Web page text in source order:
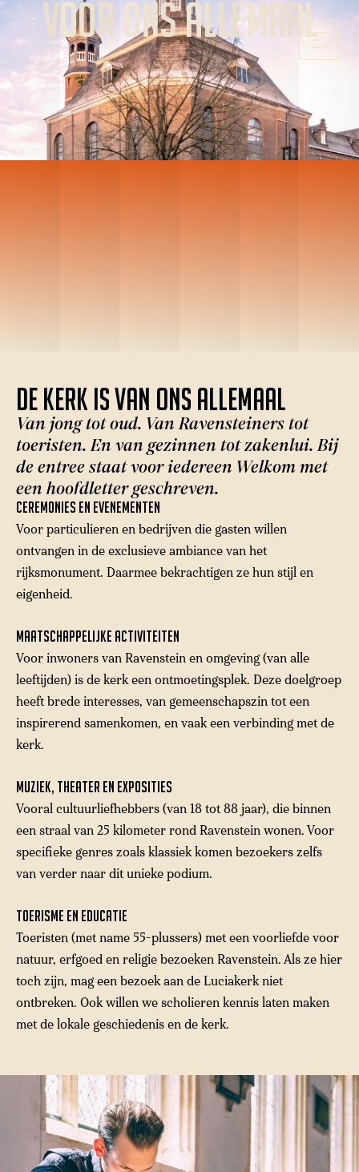
Voor ons allemaal
De kerk is van ons allemaal
Van jong tot oud. Van Ravensteiners tot
toeristen. En van gezinnen tot zakenlui. Bij
de entree staat voor iedereen Welkom met
een hoofdletter geschreven.
Ceremonies en evenementen
Voor particulieren en bedrijven die gasten willen
ontvangen in de exclusieve ambiance van het
rijksmonument. Daarmee bekrachtigen ze hun stijl en
eigenheid.
Maatschappelijke activiteiten
Voor inwoners van Ravenstein en omgeving (van alle
leeftijden) is de kerk een ontmoetingsplek. Deze doelgroep
heeft brede interesses, van gemeenschapszin tot een
inspirerend samenkomen, en vaak een verbinding met de
kerk.
Muziek, theater en exposities
Vooral cultuurliefhebbers (van 18 tot 88 jaar), die binnen
een straal van 25 kilometer rond Ravenstein wonen. Voor
specifieke genres zoals klassiek komen bezoekers zelfs
van verder naar dit unieke podium.
Toerisme en educatie
Toeristen (met name 55-plussers) met een voorliefde voor
natuur, erfgoed en religie bezoeken Ravenstein. Als ze hier
toch zijn, mag een bezoek aan de Luciakerk niet
ontbreken. Ook willen we scholieren kennis laten maken
met de lokale geschiedenis en de kerk.